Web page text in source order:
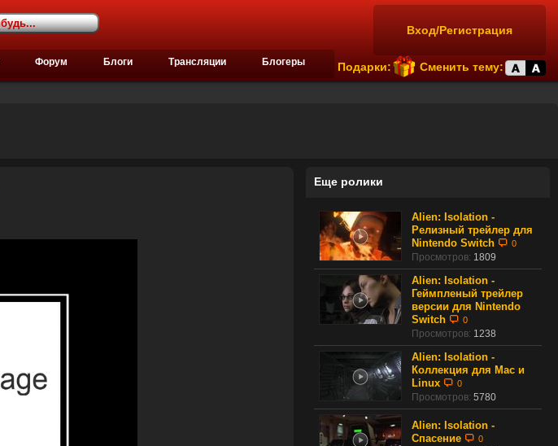
Вход/Регистрация
Подарки: Сменить тему:
Форум Блоги Трансляции Блогеры
Еще ролики
Alien: Isolation -
Релизный трейлер для
Nintendo Switch
0
Просмотров: 1809
Alien: Isolation -
Геймпленый трейлер
версии для Nintendo
Switch
0
Просмотров: 1238
Alien: Isolation -
Коллекция для Mac и
Linux
0
Просмотров: 5780
Alien: Isolation -
Спасение
0